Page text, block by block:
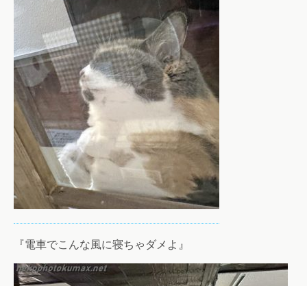
『電車でこんな風に寝ちゃダメよ』